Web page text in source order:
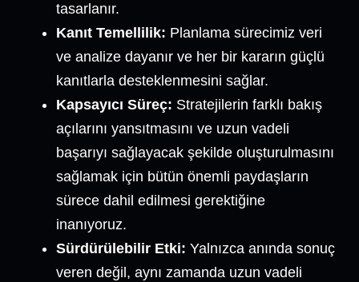
tasarlanır.
Kanıt Temellilik: Planlama sürecimiz veri
ve analize dayanır ve her bir kararın güçlü
kanıtlarla desteklenmesini sağlar.
Kapsayıcı Süreç: Stratejilerin farklı bakış
açılarını yansıtmasını ve uzun vadeli
başarıyı sağlayacak şekilde oluşturulmasını
sağlamak için bütün önemli paydaşların
sürece dahil edilmesi gerektiğine
inanıyoruz.
Sürdürülebilir Etki: Yalnızca anında sonuç
veren değil, aynı zamanda uzun vadeli